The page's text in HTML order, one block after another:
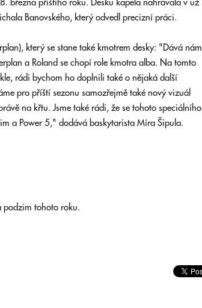
března příštího roku. Desku kapela nahrávala v už
Banovského, který odvedl precizní práci.
který se stane také kmotrem desky: "Dává nám
a Roland se chopí role kmotra alba. Na tomto
rádi bychom ho doplnili také o nějaká další
pro příští sezonu samozřejmě také nový vizuál
na křtu. Jsme také rádi, že se tohoto speciálního
a Power 5," dodává baskytarista Míra Šipula.
podzim tohoto roku.